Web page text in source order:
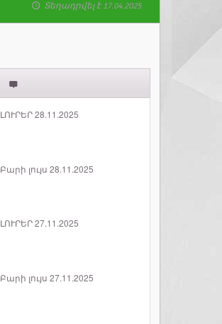
Տեղադրվել է 17.04.2025
ԼՈՒՐԵՐ 28.11.2025
Բարի լույս 28.11.2025
ԼՈՒՐԵՐ 27.11.2025
Բարի լույս 27.11.2025